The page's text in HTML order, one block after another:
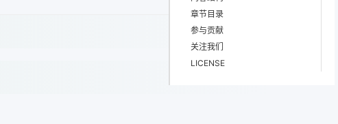
章节目录
参与贡献
关注我们
LICENSE